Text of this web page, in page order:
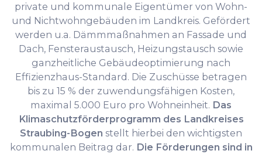
private und kommunale Eigentümer von Wohn-
und Nichtwohngebäuden im Landkreis. Gefördert
werden u.a. Dämmmaßnahmen an Fassade und
Dach, Fensteraustausch, Heizungstausch sowie
ganzheitliche Gebäudeoptimierung nach
Effizienzhaus-Standard. Die Zuschüsse betragen
bis zu 15 % der zuwendungsfähigen Kosten,
maximal 5.000 Euro pro Wohneinheit. Das
Klimaschutzförderprogramm des Landkreises
Straubing-Bogen stellt hierbei den wichtigsten
kommunalen Beitrag dar. Die Förderungen sind in